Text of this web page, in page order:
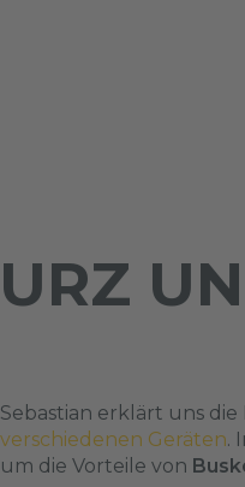
Sebastian erklärt uns die
verschiedenen Geräten.
um die Vorteile von